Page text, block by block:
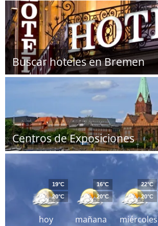
Buscar hoteles en Bremen
Centros de Exposiciones
hoy
19°C
20°C
mañana
16°C
20°C
miércoles
22°C
20°C